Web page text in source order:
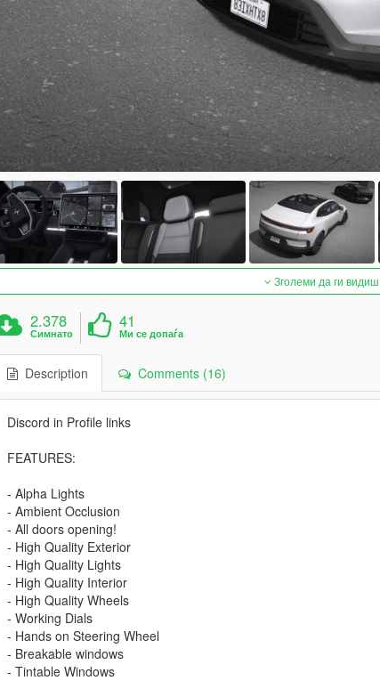
Зголеми да ги
2.378
Симнато
41
Ми се допаѓа
Description Comments (16)
Discord in Profile links
FEATURES:
- Alpha Lights
- Ambient Occlusion
- All doors opening!
- High Quality Exterior
- High Quality Lights
- High Quality Interior
- High Quality Wheels
- Working Dials
- Hands on Steering Wheel
- Breakable windows
- Tintable Windows